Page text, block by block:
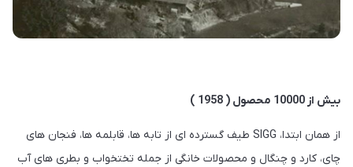
بیش از 10000 محصول ( 1958 )
از همان ابتدا، SIGG طیف گسترده ای از تابه ها، قابلمه ها، فنجان های
چای، کارد و چنگال و محصولات خانگی از جمله تختخواب و بطری های آب